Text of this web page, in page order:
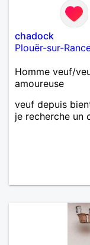
chadock
Plouër-sur-
Homme veuf/
amoureuse
veuf depuis
je recherche un